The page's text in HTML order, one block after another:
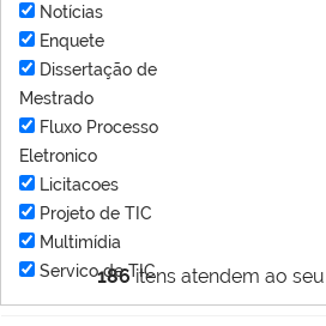
186itens atendem ao
Notícias
Enquete
Dissertação de
Mestrado
Fluxo Processo
Eletronico
Licitacoes
Projeto de TIC
Multimídia
Servico de TIC